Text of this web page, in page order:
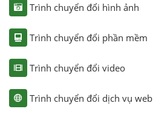
Trình chuyển đổi hình ảnh
Trình chuyển đổi phần mềm
Trình chuyển đổi video
Trình chuyển đổi dịch vụ web